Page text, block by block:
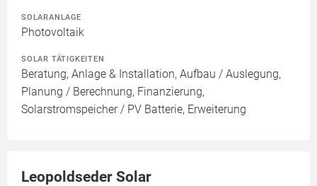
SOLARANLAGE
Photovoltaik
SOLAR TÄTIGKEITEN
Beratung, Anlage & Installation, Aufbau / Auslegung,
Planung / Berechnung, Finanzierung,
Solarstromspeicher / PV Batterie, Erweiterung
Leopoldseder Solar